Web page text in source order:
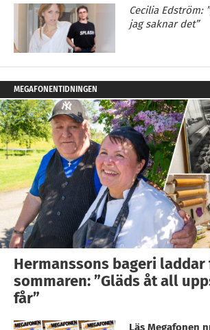
Cecilia Edström:
jag saknar det”
MEGAFONENTIDNINGEN
Hermanssons bageri
sommaren: ”Gläds åt all
får”
Läs Megafonen